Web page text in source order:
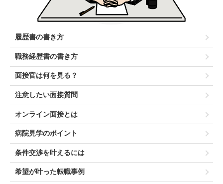
履歴書の書き方
職務経歴書の書き方
面接官は何を見る？
注意したい面接質問
オンライン面接とは
病院見学のポイント
条件交渉を叶えるには
希望が叶った転職事例